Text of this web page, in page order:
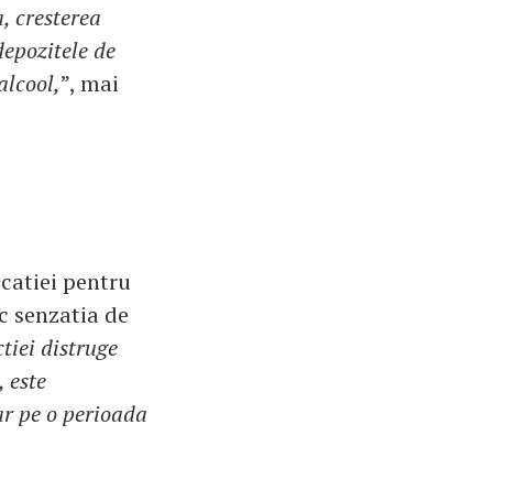
cresterea
de
”, mai
pentru
senzatia de
distruge
este
pe o perioada